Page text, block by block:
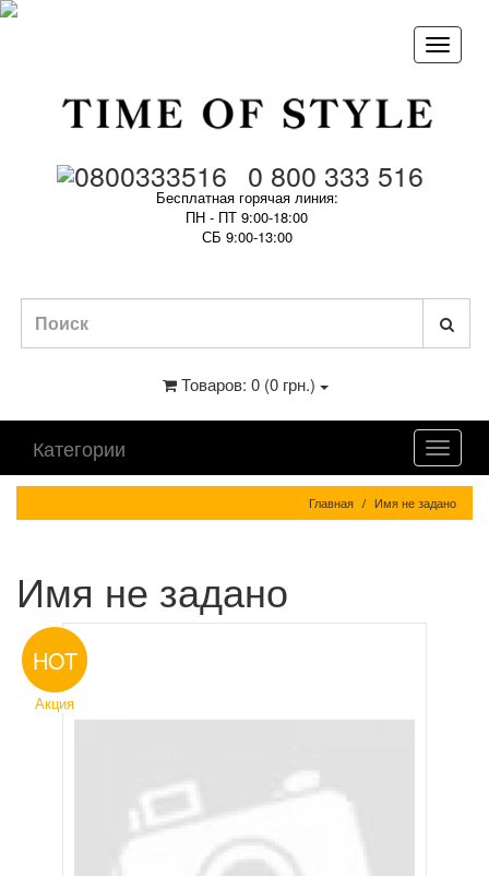
0 800 333 516
Бесплатная горячая линия:
ПН - ПТ 9:00-18:00
СБ 9:00-13:00
Товаров: 0 (0 грн.)
Категории
Главная Имя не задано
Имя не задано
HOT
Акция